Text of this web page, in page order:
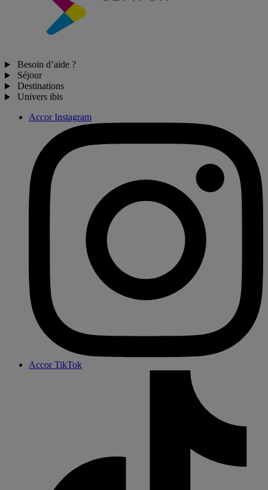
Besoin d’aide ?
Séjour
Destinations
Univers ibis
Accor Instagram
Accor TikTok